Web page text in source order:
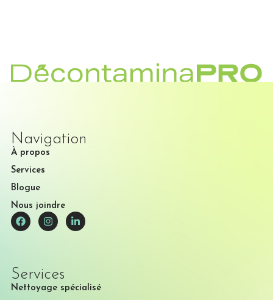
Navigation
À propos
Services
Blogue
Nous joindre
Services
Nettoyage spécialisé